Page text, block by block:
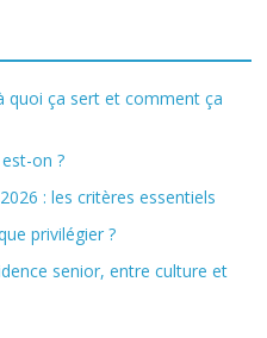
quoi ça sert et comment ça
on ?
: les critères essentiels
privilégier ?
senior, entre culture et